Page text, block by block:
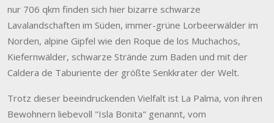
nur 706 qkm finden sich hier bizarre schwarze
Lavalandschaften im Süden, immer-grüne Lorbeerwälder im
Norden, alpine Gipfel wie den Roque de los Muchachos,
Kiefernwälder, schwarze Strände zum Baden und mit der
Caldera de Taburiente der größte Senkkrater der Welt.
Trotz dieser beeindruckenden Vielfalt ist La Palma, von ihren
Bewohnern liebevoll "Isla Bonita" genannt, vom